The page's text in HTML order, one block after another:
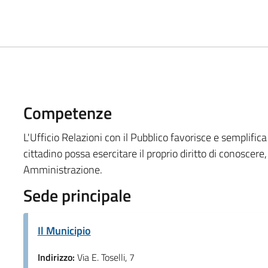
Competenze
L'Ufficio Relazioni con il Pubblico favorisce e
cittadino possa esercitare il proprio diritto di
Amministrazione.
Sede principale
Il Municipio
Indirizzo: Via E. Toselli, 7